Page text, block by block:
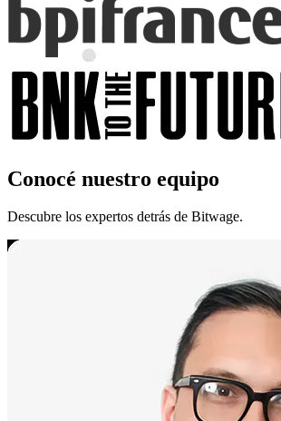
Conocé nuestro equipo
Descubre los expertos detrás de Bitwage.